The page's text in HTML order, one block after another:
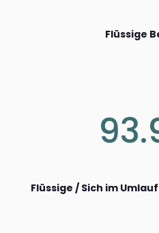
Flüssige
Flüssige / Sich im